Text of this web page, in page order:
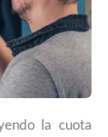
la cuota